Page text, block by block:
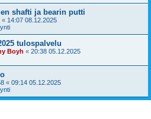
shafti ja bearin putti
« 14:07 08.12.2025
tulospalvelu
Boyh « 20:38 05.12.2025
« 09:14 05.12.2025